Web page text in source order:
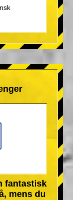
fantastisk
mens du